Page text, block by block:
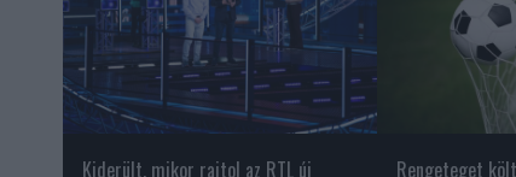
Kiderült, mikor rajtol az RTL új
Rengeteget